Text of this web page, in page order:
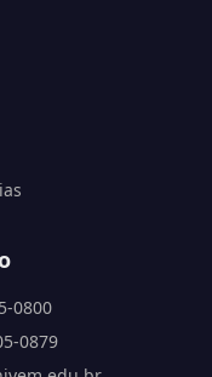
0800
0879